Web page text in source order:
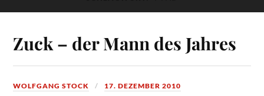
Zuck – der Mann des Jahres
WOLFGANG STOCK 17. DEZEMBER 2010